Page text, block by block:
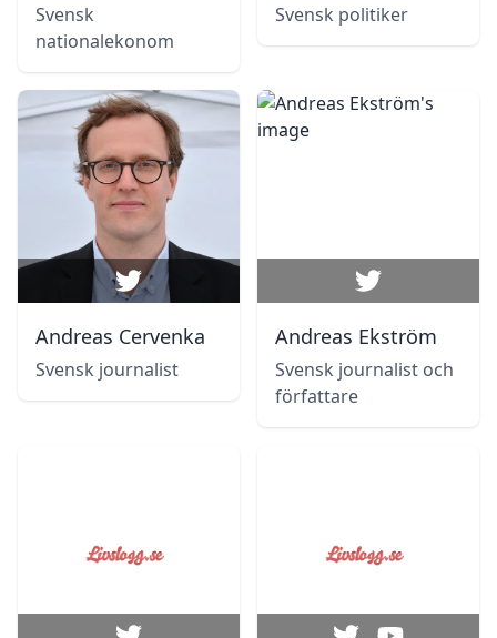
Svensk
nationalekonom
Svensk politiker
Andreas Cervenka
Svensk journalist
Andreas Ekström
Svensk journalist och
författare